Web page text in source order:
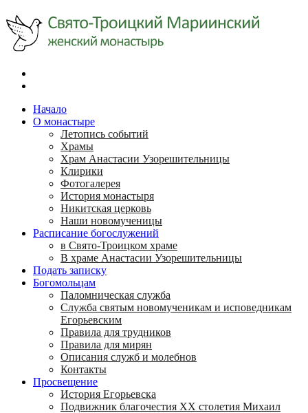
Начало
О монастыре
Летопись событий
Храмы
Храм Анастасии Узорешительницы
Клирики
Фотогалерея
История монастыря
Никитская церковь
Наши новомученицы
Расписание богослужений
в Свято-Троицком храме
В храме Анастасии Узорешительницы
Подать записку
Богомольцам
Паломническая служба
Служба святым новомученикам и исповедникам
Егорьевским
Правила для трудников
Правила для мирян
Описания служб и молебнов
Контакты
Просвещение
История Егорьевска
Подвижник благочестия ХХ столетия Михаил